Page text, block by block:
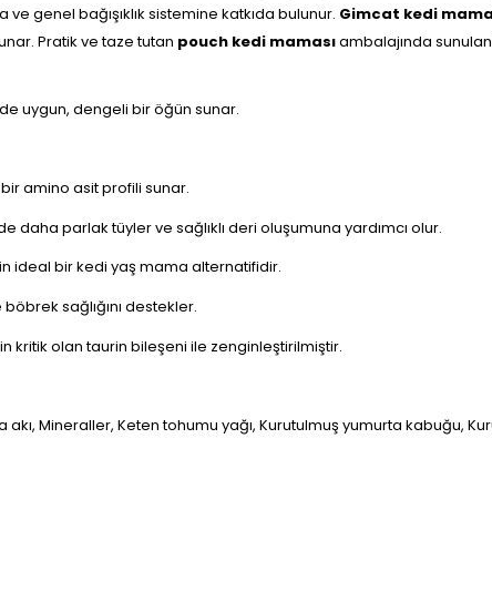
genel bağışıklık sistemine katkıda bulunur. Gimcat kedi
Pratik ve taze tutan pouch kedi mamasıambalajında
uygun, dengeli bir öğün sunar.
amino asit profili sunar.
parlak tüyler ve sağlıklı deri oluşumuna yardımcı olur.
ideal bir kedi yaş mama alternatifidir.
sağlığını destekler.
kritik olan taurin bileşeni ile zenginleştirilmiştir.
Mineraller, Keten tohumu yağı, Kurutulmuş yumurta kabuğu,